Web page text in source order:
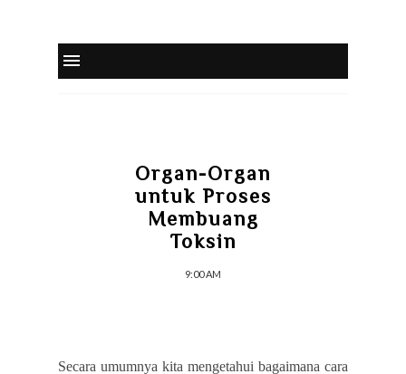
Organ-Organ
untuk Proses
Membuang
Toksin
9:00 AM
Secara umumnya kita mengetahui bagaimana cara